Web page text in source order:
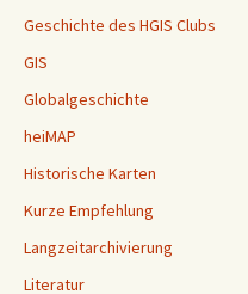
Geschichte des HGIS Clubs
GIS
Globalgeschichte
heiMAP
Historische Karten
Kurze Empfehlung
Langzeitarchivierung
Literatur